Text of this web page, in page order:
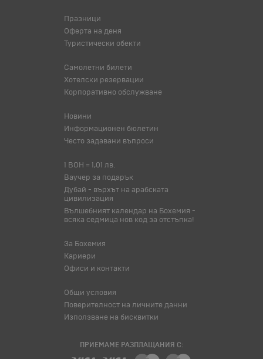
Празници
Оферта на деня
Туристически обекти
Самолетни билети
Хотелски резервации
Корпоративно обслужване
Новини
Информационен бюлетин
Често задавани въпроси
1 BOH = 1,01 лв.
Ваучер за подарък
Дубай - върхът на арабската
цивилизация
Вълшебният календар на Бохемия -
всяка седмица нов код за отстъпка!
За Бохемия
Кариери
Офиси и контакти
Общи условия
Поверителност на личните данни
Използване на бисквитки
ПРИЕМАМЕ РАЗПЛАЩАНИЯ С: